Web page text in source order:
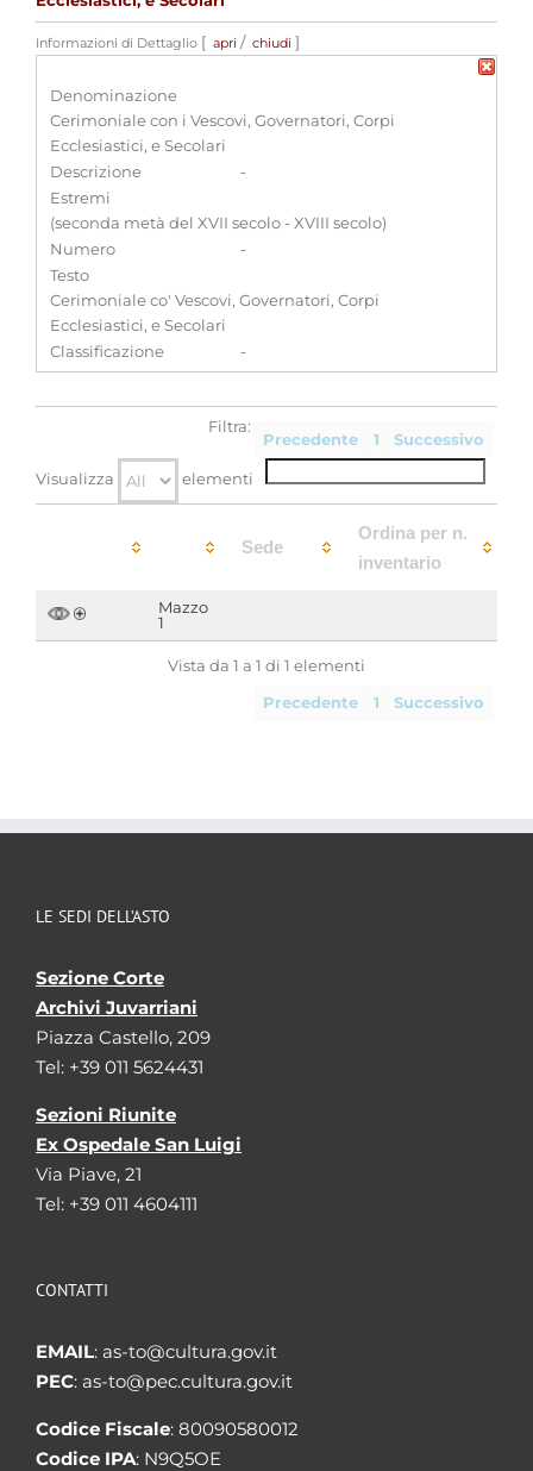
Informazioni di Dettaglio [ apri / chiudi ]
Denominazione
Cerimoniale con i Vescovi, Governatori, Corpi
Ecclesiastici, e Secolari
Descrizione
-
Estremi
(seconda metà del XVII secolo - XVIII secolo)
Numero
-
Testo
Cerimoniale co' Vescovi, Governatori, Corpi
Ecclesiastici, e Secolari
Classificazione
-
Precedente 1 Successivo
Visualizza elementi
Filtra:
Sede
Ordina per n.
inventario
Mazzo
1
Vista da 1 a 1 di 1 elementi
Precedente 1 Successivo
LE SEDI DELL’ASTO
Sezione Corte
Archivi Juvarriani
Piazza Castello, 209
Tel: +39 011 5624431
Sezioni Riunite
Ex Ospedale San Luigi
Via Piave, 21
Tel: +39 011 4604111
CONTATTI
EMAIL: as-to@cultura.gov.it
PEC: as-to@pec.cultura.gov.it
Codice Fiscale: 80090580012
Codice IPA: N9Q5OE